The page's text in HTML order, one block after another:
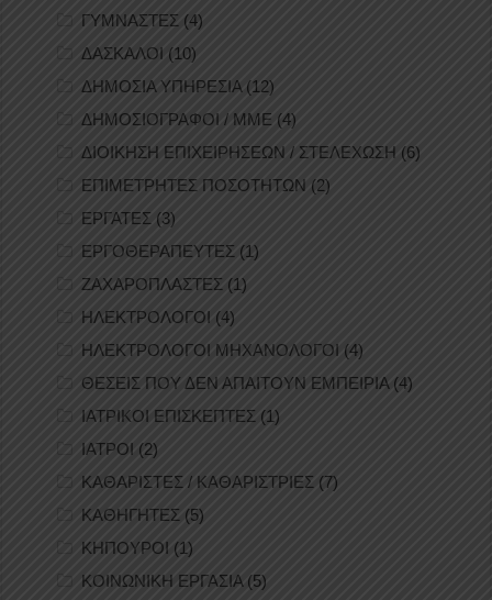
ΓΥΜΝΑΣΤΕΣ (4)
ΔΑΣΚΑΛΟΙ (10)
ΔΗΜΟΣΙΑ ΥΠΗΡΕΣΙΑ (12)
ΔΗΜΟΣΙΟΓΡΑΦΟΙ / ΜΜΕ (4)
ΔΙΟΙΚΗΣΗ ΕΠΙΧΕΙΡΗΣΕΩΝ / ΣΤΕΛΕΧΩΣΗ (6)
ΕΠΙΜΕΤΡΗΤΕΣ ΠΟΣΟΤΗΤΩΝ (2)
ΕΡΓΑΤΕΣ (3)
ΕΡΓΟΘΕΡΑΠΕΥΤΕΣ (1)
ΖΑΧΑΡΟΠΛΑΣΤΕΣ (1)
ΗΛΕΚΤΡΟΛΟΓΟΙ (4)
ΗΛΕΚΤΡΟΛΟΓΟΙ ΜΗΧΑΝΟΛΟΓΟΙ (4)
ΘΕΣΕΙΣ ΠΟΥ ΔΕΝ ΑΠΑΙΤΟΥΝ ΕΜΠΕΙΡΙΑ(4)
ΙΑΤΡΙΚΟΙ ΕΠΙΣΚΕΠΤΕΣ (1)
ΙΑΤΡΟΙ (2)
ΚΑΘΑΡΙΣΤΕΣ / ΚΑΘΑΡΙΣΤΡΙΕΣ (7)
ΚΑΘΗΓΗΤΕΣ (5)
ΚΗΠΟΥΡΟΙ (1)
ΚΟΙΝΩΝΙΚΗ ΕΡΓΑΣΙΑ(5)